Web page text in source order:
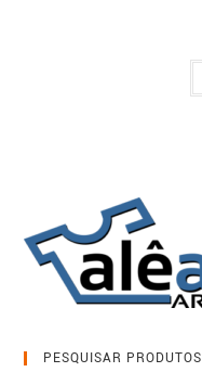
PESQUISAR PRODUTOS